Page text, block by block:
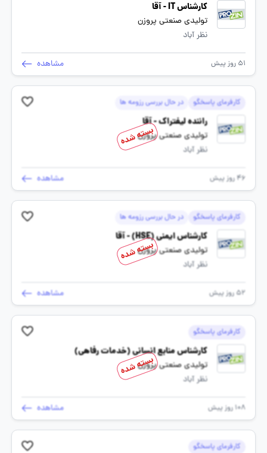
کارشناس IT - آقا
تولیدی صنعتی پروزن
نظر آباد
51 روز پیش مشاهده
کارفرمای پاسخگو در حال بررسی رزومه ها
راننده لیفتراک - آقا
تولیدی صنعتی پروزن
نظر آباد
46 روز پیش مشاهده
بسته شده
کارفرمای پاسخگو در حال بررسی رزومه ها
کارشناس ایمنی (HSE) - آقا
تولیدی صنعتی پروزن
نظر آباد
52 روز پیش مشاهده
بسته شده
کارفرمای پاسخگو
کارشناس منابع انسانی (خدمات رفاهی)
تولیدی صنعتی پروزن
نظر آباد
108 روز پیش مشاهده
بسته شده
کارفرمای پاسخگو